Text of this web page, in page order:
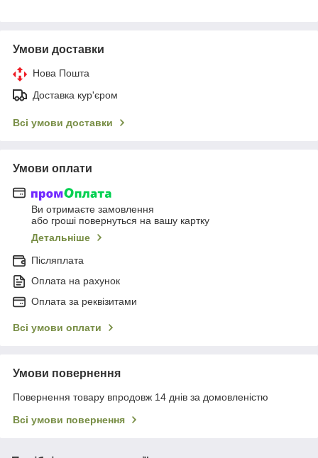
Умови доставки
Нова Пошта
Доставка кур'єром
Всі умови доставки
Умови оплати
Ви отримаєте замовлення
або гроші повернуться на вашу картку
Детальніше
Післяплата
Оплата на рахунок
Оплата за реквізитами
Всі умови оплати
Умови повернення
Повернення товару впродовж 14 днів за домовленістю
Всі умови повернення